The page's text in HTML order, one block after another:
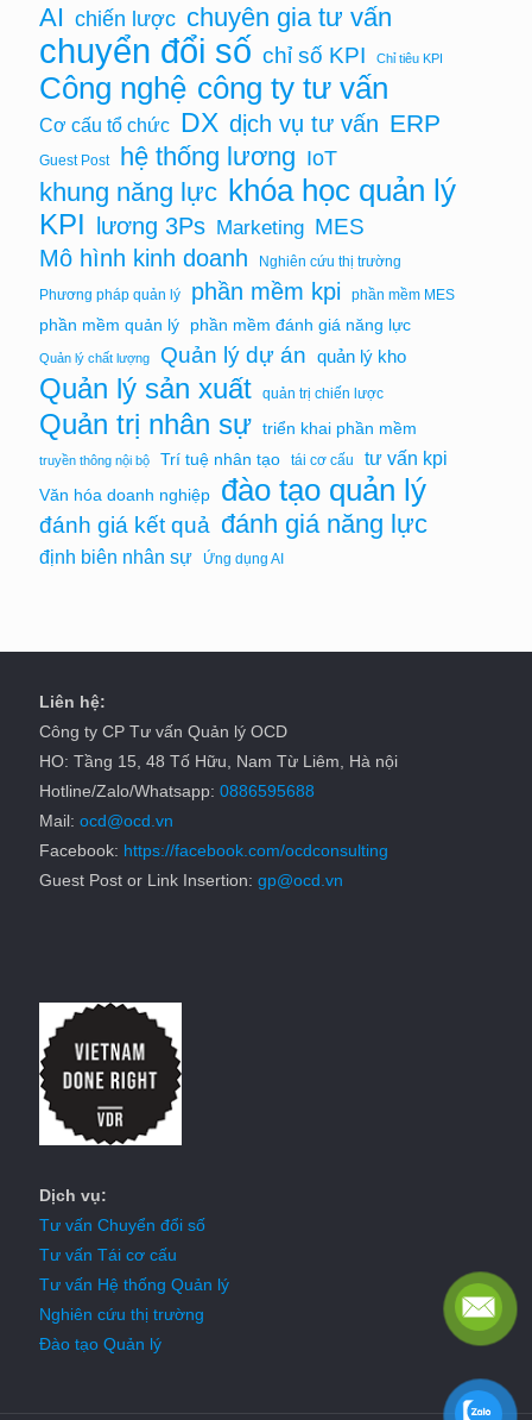
AI chiến lược chuyên gia tư vấn
chuyển đổi số chỉ số KPI Chỉ tiêu KPI
Công nghệ công ty tư vấn
Cơ cấu tổ chức DX dịch vụ tư vấn ERP
Guest Post hệ thống lương IoT
khung năng lực khóa học quản lý
KPI lương 3Ps Marketing MES
Mô hình kinh doanh
Nghiên cứu thị trường
Phương pháp quản lý
phần mềm kpi phần mềm MES
phần mềm quản lý phần mềm đánh giá năng lực
Quản lý chất lượng Quản lý dự án quản lý kho
Quản lý sản xuất quản trị chiến lược
Quản trị nhân sự triển khai phần mềm
truyền thông nội bộ Trí tuệ nhân tạo tái cơ cấu tư vấn kpi
Văn hóa doanh nghiệp đào tạo quản lý
đánh giá kết quả đánh giá năng lực
định biên nhân sự Ứng dụng AI
Liên hệ:
Công ty CP Tư vấn Quản lý OCD
HO: Tầng 15, 48 Tố Hữu, Nam Từ Liêm, Hà nội
Hotline/Zalo/Whatsapp: 0886595688
Mail: ocd@ocd.vn
Facebook: https://facebook.com/ocdconsulting
Guest Post or Link Insertion: gp@ocd.vn
Dịch vụ:
Tư vấn Chuyển đổi số
Tư vấn Tái cơ cấu
Tư vấn Hệ thống Quản lý
Nghiên cứu thị trường
Đào tạo Quản lý